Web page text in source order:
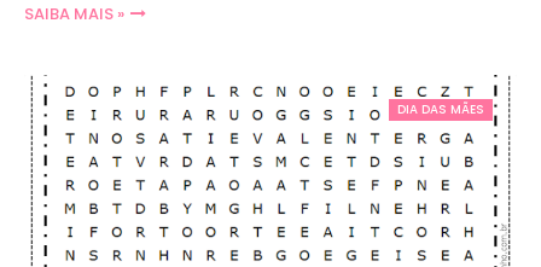
SAIBA MAIS »
DIA DAS MÃES